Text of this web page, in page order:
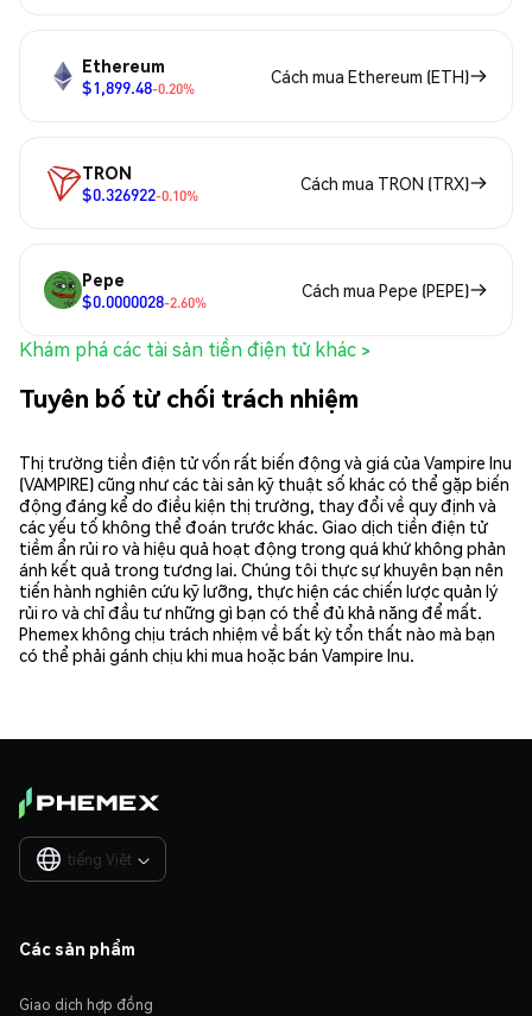
Ethereum
$1,899.48-0.20%
Cách mua Ethereum (ETH)
TRON
$0.326922-0.10%
Cách mua TRON (TRX)
Pepe
$0.0000028-2.60%
Cách mua Pepe (PEPE)
Khám phá các tài sản tiền điện tử khác >
Tuyên bố từ chối trách nhiệm
Thị trường tiền điện tử vốn rất biến động và giá của Vampire Inu
(VAMPIRE) cũng như các tài sản kỹ thuật số khác có thể gặp biến
động đáng kể do điều kiện thị trường, thay đổi về quy định và
các yếu tố không thể đoán trước khác. Giao dịch tiền điện tử
tiềm ẩn rủi ro và hiệu quả hoạt động trong quá khứ không phản
ánh kết quả trong tương lai. Chúng tôi thực sự khuyên bạn nên
tiến hành nghiên cứu kỹ lưỡng, thực hiện các chiến lược quản lý
rủi ro và chỉ đầu tư những gì bạn có thể đủ khả năng để mất.
Phemex không chịu trách nhiệm về bất kỳ tổn thất nào mà bạn
có thể phải gánh chịu khi mua hoặc bán Vampire Inu.
tiếng Việt 
Các sản phẩm
Giao dịch hợp đồng